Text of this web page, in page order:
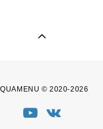
© 2020-2026